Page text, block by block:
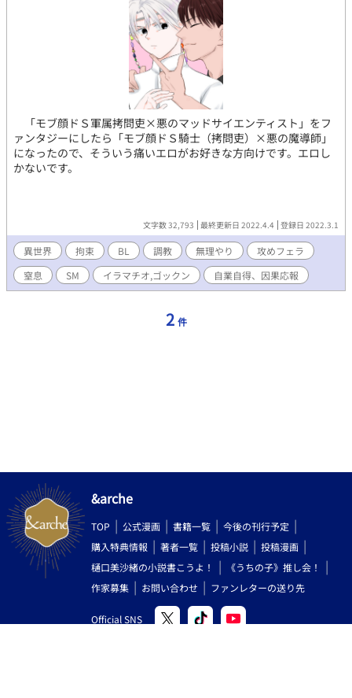
性愛）】 殺人や殺害行為への性的嗜好。「快楽殺人」とほぼ同義
に用いられる。 【オートアサシノフィリア（自己暗殺性愛）】 自
分が殺されることに性的興奮を覚える性的嗜好。 【ハイポクシフ
ィリア（窒息性愛）】 首絞めやビニール袋などを用いた低酸素症
や窒息行為への性的嗜好。アスフィクシオフィリアやエロティッ
ク・アスフィケーションとも言う。 ＊不定期更新。 異常な性的描
写があります故、高校生含む18歳未満の方は、自己責任に於いて
判断をお願い致します。 当方では、如何なる不利益を被られまし
ても責任が取れませんので、予めご理解下さいませ。 タイトル横
に＊印がある頁は性的描写を含みますので、お気を付け下さい。
此方の作品は、作者の妄想によるフィクションであり、実際のも
のとは一切の関係も御座いません。 また、作者は専門家ではあり
「モブ顔ドＳ軍属拷問吏×悪のマッドサイエンティスト」をフ
ァンタジーにしたら「モブ顔ドＳ騎士（拷問吏）×悪の魔導師」
になったので、そういう痛いエロがお好きな方向けです。エロし
かないです。
文字数 32,793 最終更新日 2022.4.4 登録日 2022.3.1
異世界 拘束 BL 調教 無理やり
攻めフェラ
窒息
SM イラマチオ,ゴックン 自業自得、因果応報
2 件
&arche
TOP 公式漫画 書籍一覧
今後の刊行予定
購入特典情報
著者一覧 投稿小説
投稿漫画
樋口美沙緒の小説書こうよ！
《うちの子》推し会！
作家募集
お問い合わせ ファンレターの送り先
Official SNS